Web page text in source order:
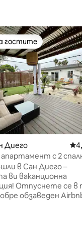
гостите
гостите
Диего
с 2
заден двор +
в Сан Диего –
ви ваканционна
Отпуснете се в
обзаведен